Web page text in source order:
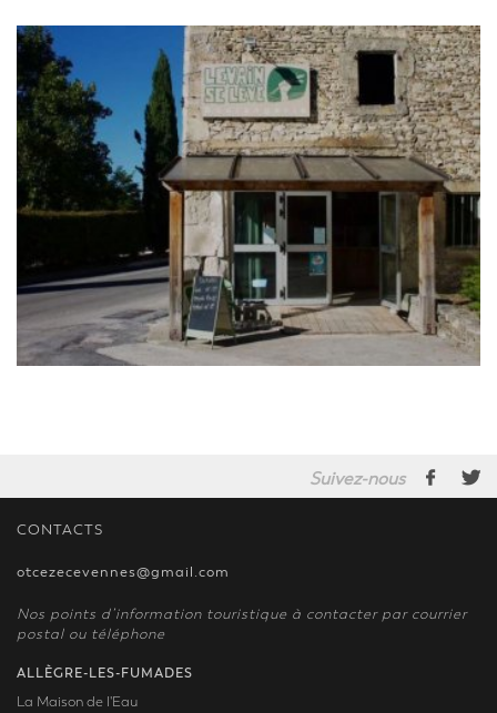
Suivez-nous
CONTACTS
otcezecevennes@gmail.com
Nos points d’information touristique à contacter par courrier
postal ou téléphone
ALLÈGRE-LES-FUMADES
La Maison de l'Eau